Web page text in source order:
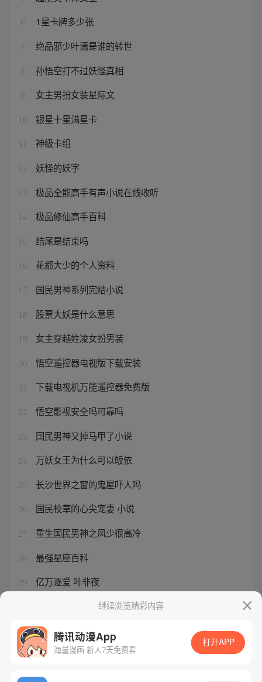
6 1星卡牌多少张
7 绝品邪少叶潇是谁的转世
8 孙悟空打不过妖怪真相
9 女主男扮女装星际文
10 银星十星满星卡
神级卡组
12 妖怪的妖字
13 极品全能高手有声小说在线收听
14 极品修仙高手百科
15 结尾是结束吗
16 花都大少的个人资料
17 国民男神系列完结小说
18 股票大妖是什么意思
19 女主穿越姓凌女扮男装
20 悟空遥控器电视版下载安装
21 下载电视机万能遥控器免费版
22 悟空影视安全吗可靠吗
23 国民男神又掉马甲了小说
24 万妖女王为什么可以皈依
25 长沙世界之窗的鬼屋吓人吗
26 国民校草的心尖宠妻 小说
27 重生国民男神之风少很高冷
28 最强星座百科
29 亿万逐爱 叶非夜
万妖女王蛇妖内丹有什么用
继续浏览精彩内容
腾讯动漫App
海量漫画 新人7天免费看
打开APP